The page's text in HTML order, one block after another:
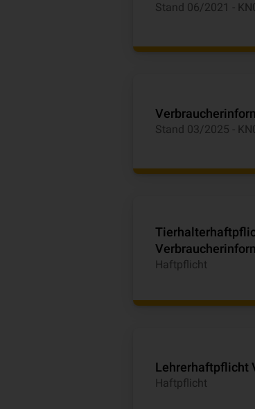
Stand 06/2021 -
Stand 03/2025 -
Haftpflicht
Lehrerhaftpflicht
Haftpflicht